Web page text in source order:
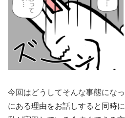
今回はどうしてそんな事態にな
にある理由をお話しすると同時